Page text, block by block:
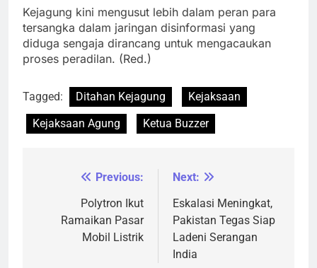
Kejagung kini mengusut lebih dalam peran para
tersangka dalam jaringan disinformasi yang
diduga sengaja dirancang untuk mengacaukan
proses peradilan. (Red.)
Tagged: Ditahan Kejagung
Kejaksaan
Kejaksaan Agung
Ketua Buzzer
NavigasiPrevious:
Polytron Ikut
Ramaikan Pasar
Mobil Listrik
Next:
Eskalasi Meningkat,
Pakistan Tegas Siap
Ladeni Serangan
India